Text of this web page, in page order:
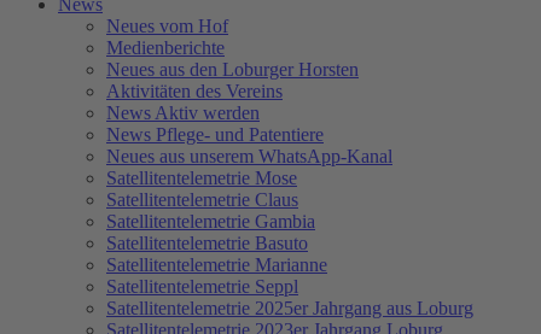
Neues vom Hof
Medienberichte
Neues aus den Loburger Horsten
Aktivitäten des Vereins
News Aktiv werden
News Pflege- und Patentiere
Neues aus unserem WhatsApp-Kanal
Satellitentelemetrie Mose
Satellitentelemetrie Claus
Satellitentelemetrie Gambia
Satellitentelemetrie Basuto
Satellitentelemetrie Marianne
Satellitentelemetrie Seppl
Satellitentelemetrie 2025er Jahrgang aus Loburg
Satellitentelemetrie 2023er Jahrgang Loburg